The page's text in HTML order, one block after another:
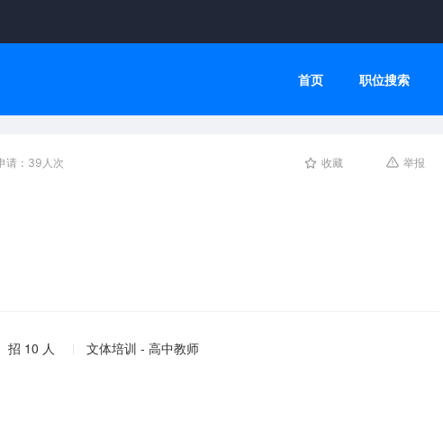
首页 职位搜索
请：39人次 收藏 举报
招 10 人 文体培训 - 高中教师